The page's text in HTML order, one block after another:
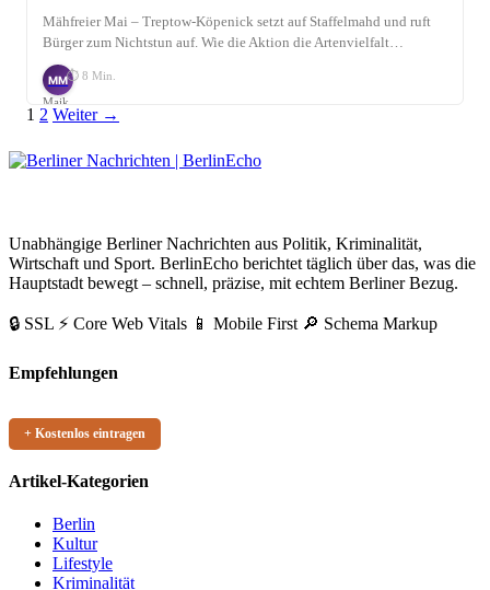
Mähfreier Mai – Treptow-Köpenick setzt auf Staffelmahd und ruft
Bürger zum Nichtstun auf. Wie die Aktion die Artenvielfalt…
MM
Maik
Möhring
⏱ 8 Min.
Seitennummerierung
der
Beiträge
1 2 Link
Weiter →
Unabhängige Berliner Nachrichten aus Politik, Kriminalität,
Wirtschaft und Sport. BerlinEcho berichtet täglich über das, was die
Hauptstadt bewegt – schnell, präzise, mit echtem Berliner Bezug.
🔒 SSL ⚡ Core Web Vitals 📱 Mobile First 🔎 Schema Markup
Empfehlungen
+ Kostenlos eintragen
Artikel-Kategorien
Berlin
Kultur
Lifestyle
Kriminalität